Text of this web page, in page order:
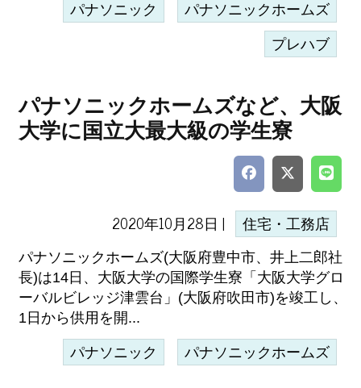
パナソニック パナソニックホームズ
プレハブ
パナソニックホームズなど、大阪
大学に国立大最大級の学生寮
2020年10月28日 | 住宅・工務店
パナソニックホームズ(大阪府豊中市、井上二郎社
長)は14日、大阪大学の国際学生寮「大阪大学グロ
ーバルビレッジ津雲台」(大阪府吹田市)を竣工し、
1日から供用を開...
パナソニック パナソニックホームズ